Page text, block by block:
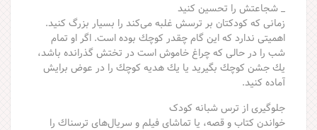
_ شجاعتش را تحسین كنید
زمانی كه كودكتان بر ترسش غلبه می‌كند را بسیار بزرگ كنید.
اهمیتی ندارد كه این گام چقدر كوچك بوده است. اگر او تمام
شب را در حالی كه چراغ خاموش است در تختش گذرانده باشد،
یك جشن كوچك بگیرید یا یك هدیه كوچك را در عوض برایش
آماده كنید.
جلوگیری از ترس شبانه کودک
خواندن كتاب و قصه، یا تماشای فیلم و سریال‌های ترسناك را